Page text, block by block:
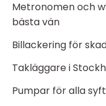
Metronomen och
bästa vän
Billackering för
Takläggare i
Pumpar för alla